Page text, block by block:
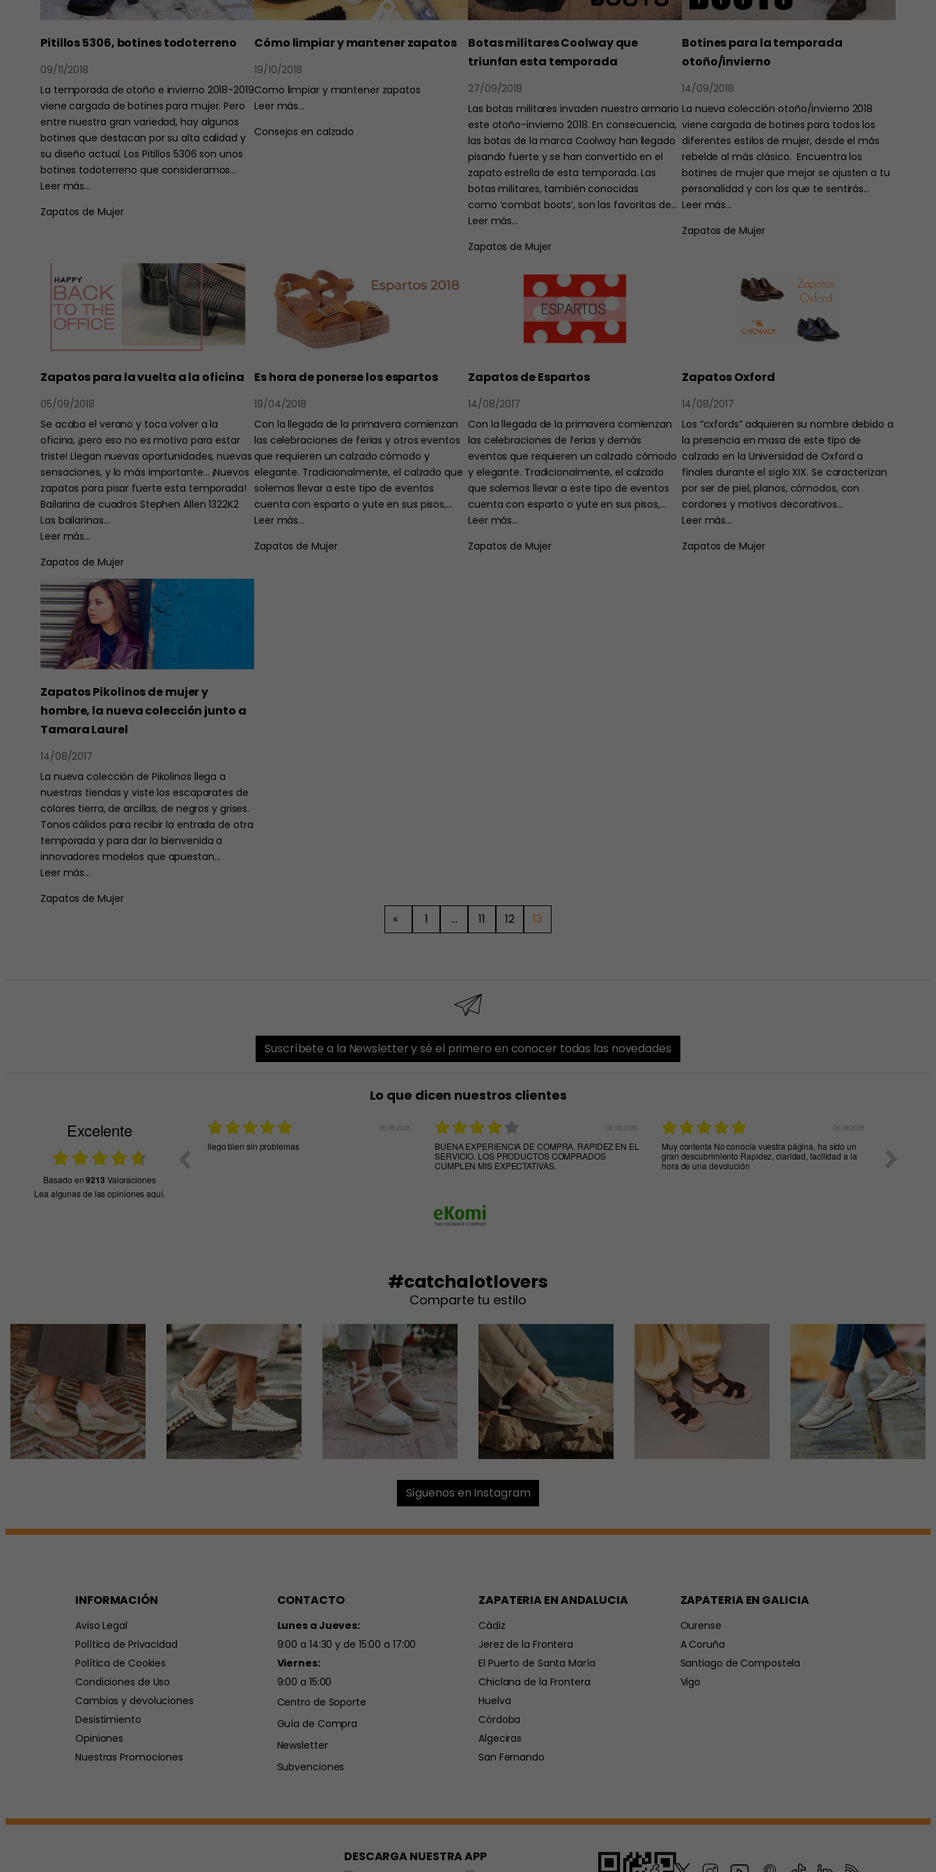
Pitillos 5306, botines todoterreno
09/11/2018
La temporada de otoño e invierno 2018-2019
viene cargada de botines para mujer. Pero
entre nuestra gran variedad, hay algunos
botines que destacan por su alta calidad y
su diseño actual. Los Pitillos 5306 son unos
botines todoterreno que consideramos…
Leer más…
Zapatos de Mujer
Cómo limpiar y mantener zapatos
19/10/2018
Como limpiar y mantener zapatos
Leer más…
Consejos en calzado
Botas militares Coolway que
triunfan esta temporada
27/09/2018
Las botas militares invaden nuestro armario
este otoño-invierno 2018. En consecuencia,
las botas de la marca Coolway han llegado
pisando fuerte y se han convertido en el
zapato estrella de esta temporada. Las
botas militares, también conocidas
como ‘combat boots‘, son las favoritas de…
Leer más…
Zapatos de Mujer
Botines para la temporada
otoño/invierno
14/09/2018
La nueva colección otoño/invierno 2018
viene cargada de botines para todos los
diferentes estilos de mujer, desde el más
rebelde al más clásico. Encuentra los
botines de mujer que mejor se ajusten a tu
personalidad y con los que te sentirás…
Leer más…
Zapatos de Mujer
Zapatos para la vuelta a la oficina
05/09/2018
Se acaba el verano y toca volver a la
oficina, ¡pero eso no es motivo para estar
triste! Llegan nuevas oportunidades, nuevas
sensaciones, y lo más importante… ¡Nuevos
zapatos para pisar fuerte esta temporada!
Bailarina de cuadros Stephen Allen 1322K2
Las bailarinas…
Leer más…
Zapatos de Mujer
Es hora de ponerse los espartos
19/04/2018
Con la llegada de la primavera comienzan
las celebraciones de ferias y otros eventos
que requieren un calzado cómodo y
elegante. Tradicionalmente, el calzado que
solemos llevar a este tipo de eventos
cuenta con esparto o yute en sus pisos,…
Leer más…
Zapatos de Mujer
Zapatos de Espartos
14/08/2017
Con la llegada de la primavera comienzan
las celebraciones de ferias y demás
eventos que requieren un calzado cómodo
y elegante. Tradicionalmente, el calzado
que solemos llevar a este tipo de eventos
cuenta con esparto o yute en sus pisos,…
Leer más…
Zapatos de Mujer
Zapatos Oxford
14/08/2017
Los “oxfords” adquieren su nombre debido a
la presencia en masa de este tipo de
calzado en la Universidad de Oxford a
finales durante el siglo XIX. Se caracterizan
por ser de piel, planos, cómodos, con
cordones y motivos decorativos…
Leer más…
Zapatos de Mujer
Zapatos Pikolinos de mujer y
hombre, la nueva colección junto a
Tamara Laurel
14/08/2017
La nueva colección de Pikolinos llega a
nuestras tiendas y viste los escaparates de
colores tierra, de arcillas, de negros y grises.
Tonos cálidos para recibir la entrada de otra
temporada y para dar la bienvenida a
innovadores modelos que apuestan…
Leer más…
Zapatos de Mujer
« 1 … 11 12 13
Suscríbete a la Newsletter y sé el primero en conocer todas las novedades
Lo que dicen nuestros clientes
Excelente
basado en9213 Valoraciones
Lea algunas de las opiniones aquí.
06.08.2026
llego bien sin problemas
06.08.2026
BUENA EXPERIENCIA DE COMPRA. RAPIDEZ EN EL
SERVICIO. LOS PRODUCTOS COMPRADOS
CUMPLEN MIS EXPECTATIVAS.
06.08.2026
Muy contenta No conocía vuestra página, ha sido un
gran descubrimiento Rapidez, claridad, facilidad a la
hora de una devolución
#catchalotlovers
Comparte tu estilo
Síguenos en Instagram
INFORMACIÓN
Aviso Legal
Política de Privacidad
Política de Cookies
Condiciones de Uso
Cambios y devoluciones
Desistimiento
Opiniones
Nuestras Promociones
CONTACTO
Lunes a Jueves:
9:00 a 14:30 y de 15:00 a 17:00
Viernes:
9:00 a 15:00
Centro de Soporte
Guía de Compra
Newsletter
Subvenciones
ZAPATERIA EN ANDALUCIA
Cádiz
Jerez de la Frontera
El Puerto de Santa María
Chiclana de la Frontera
Huelva
Córdoba
Algeciras
San Fernando
ZAPATERIA EN GALICIA
Ourense
A Coruña
Santiago de Compostela
Vigo
DESCARGA NUESTRA APP